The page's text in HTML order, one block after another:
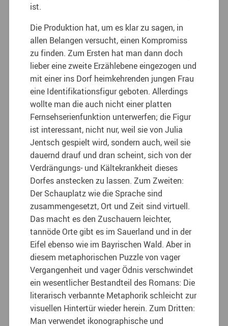
ist.
Die Produktion hat, um es klar zu sagen, in
allen Belangen versucht, einen Kompromiss
zu finden. Zum Ersten hat man dann doch
lieber eine zweite Erzählebene eingezogen und
mit einer ins Dorf heimkehrenden jungen Frau
eine Identifikationsfigur geboten. Allerdings
wollte man die auch nicht einer platten
Fernsehserienfunktion unterwerfen; die Figur
ist interessant, nicht nur, weil sie von Julia
Jentsch gespielt wird, sondern auch, weil sie
dauernd drauf und dran scheint, sich von der
Verdrängungs- und Kältekrankheit dieses
Dorfes anstecken zu lassen. Zum Zweiten:
Der Schauplatz wie die Sprache sind
zusammengesetzt, Ort und Zeit sind virtuell.
Das macht es den Zuschauern leichter,
tannöde Orte gibt es im Sauerland und in der
Eifel ebenso wie im Bayrischen Wald. Aber in
diesem metaphorischen Puzzle von vager
Vergangenheit und vager Ödnis verschwindet
ein wesentlicher Bestandteil des Romans: Die
literarisch verbannte Metaphorik schleicht zur
visuellen Hintertür wieder herein. Zum Dritten:
Man verwendet ikonographische und